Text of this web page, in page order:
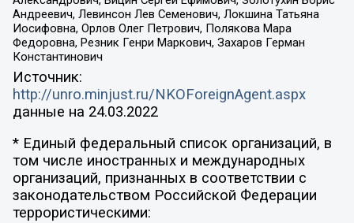
Андреевич, Левинсон Лев Семенович, Локшина Татьяна
Иосифовна, Орлов Олег Петрович, Полякова Мара
Федоровна, Резник Генри Маркович, Захаров Герман
Константинович
Источник:
http://unro.minjust.ru/NKOForeignAgent.aspx
данные на 24.03.2022
* Единый федеральный список организаций, в
том числе иностранных и международных
организаций, признанных в соответствии с
законодательством Российской Федерации
террористическими: